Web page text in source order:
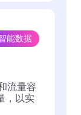
能数据
流量容
，以实